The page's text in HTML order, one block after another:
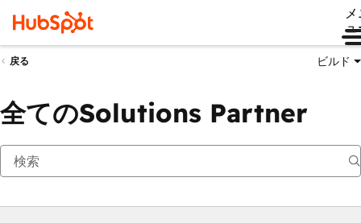
ュ
戻る ビルド
全てのSolutions Partner